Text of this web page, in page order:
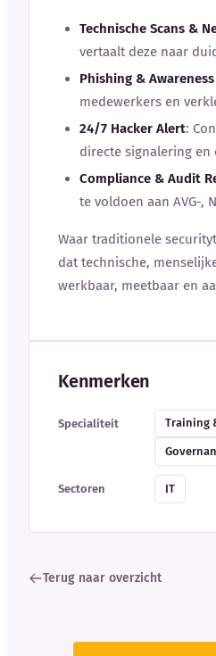
Technische Scans &
vertaalt deze naar
Phishing &
medewerkers en
24/7 Hacker Alert:
directe signalering en
Compliance & Audit
te voldoen aan AVG-,
Waar traditionele
dat technische,
werkbaar, meetbaar en
Kenmerken
Specialiteit Training
Sectoren IT
Terug naar overzicht